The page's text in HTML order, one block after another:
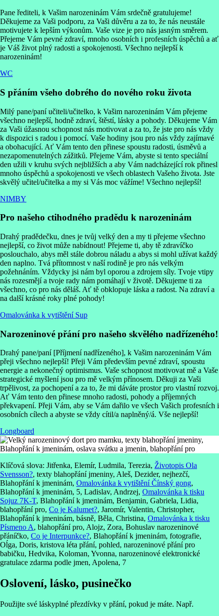
Pane řediteli, k Vašim narozeninám Vám srdečně gratulujeme!
Děkujeme za Vaši podporu, za Vaši důvěru a za to, že nás neustále
motivujete k lepším výkonům. Vaše vize je pro nás jasným směrem.
Přejeme Vám pevné zdraví, mnoho osobních i profesních úspěchů a ať
je Váš život plný radosti a spokojenosti. Všechno nejlepší k
narozeninám!
WC
S přáním všeho dobrého do nového roku života
Milý pane/paní učiteli/učitelko, k Vašim narozeninám Vám přejeme
všechno nejlepší, hodně zdraví, štěstí, lásky a pohody. Děkujeme Vám
za Vaši úžasnou schopnost nás motivovat a za to, že jste pro nás vždy
k dispozici s radou i pomocí. Vaše hodiny jsou pro nás vždy zajímavé
a obohacující. Ať Vám tento den přinese spoustu radosti, úsměvů a
nezapomenutelných zážitků. Přejeme Vám, abyste si tento speciální
den užili v kruhu svých nejbližších a aby Vám nadcházející rok přinesl
mnoho úspěchů a spokojenosti ve všech oblastech Vašeho života. Jste
skvělý učitel/učitelka a my si Vás moc vážíme! Všechno nejlepší!
NIMBY
Pro našeho ctihodného pradědu k narozeninám
Drahý pradědečku, dnes je tvůj velký den a my ti přejeme všechno
nejlepší, co život může nabídnout! Přejeme ti, aby tě zdravíčko
poslouchalo, abys měl stále dobrou náladu a abys si mohl užívat každý
den naplno. Tvá přítomnost v naší rodině je pro nás velkým
požehnáním. Vždycky jsi nám byl oporou a zdrojem síly. Tvoje vtipy
nás rozesmějí a tvoje rady nám pomáhají v životě. Děkujeme ti za
všechno, co pro nás děláš. Ať tě obklopuje láska a radost. Na zdraví a
na další krásné roky plné pohody!
Omalovánka k vytištění Sup
Narozeninové přání pro našeho skvělého nadřízeného!
Drahý pane/paní [Příjmení nadřízeného], k Vašim narozeninám Vám
přeji všechno nejlepší! Přeji Vám především pevné zdraví, spoustu
energie a nekonečný optimismus. Vaše schopnost motivovat mě a Vaše
strategické myšlení jsou pro mě velkým přínosem. Děkuji za Vaši
trpělivost, za pochopení a za to, že mi dáváte prostor pro vlastní rozvoj.
Ať Vám tento den přinese mnoho radosti, pohody a příjemných
překvapení. Přeji Vám, aby se Vám dařilo ve všech Vašich profesních i
osobních cílech a abyste se vždy cítil/a naplněný/á. Vše nejlepší!
Longboard
Klíčová slova: Jitřenka, Elemír, Ludmila, Terezia, Životopis Ola
Svensson?, texty blahopřání jmeniny, Aleš, Dezider, nejhezčí,
Blahopřání k jmeninám, Omalovánka k vytištění Čínský gong,
Blahopřání k jmeninám, 5, Ladislav, Andrzej, Omalovánka k tisku
Sojuz 7K-T, Blahopřání k jmeninám, Benjamin, Gabriela, Lidia,
blahopřání pro, Co je Kalumet?, Jaromír, Valentin, Christopher,
Blahopřání k jmeninám, básně, Běla, Christina, Omalovánka k tisku
Písmeno A, blahopřání pro, Alojz, Zora, Bohuslav narozeninové
přáníčko, Co je Interpunkce?, Blahopřání k jmeninám, fotografie,
Oĺga, Doris, kristova léta přání, pohled, narozeninové přání pro
babičku, Hedvika, Koloman, Yvonna, narozeninové elektronické
gratulace zdarma podle jmen, Apolena, 7
Oslovení, lásko, pusinečko
Použijte své láskyplné přezdívky v přání, pokud je máte. Např.